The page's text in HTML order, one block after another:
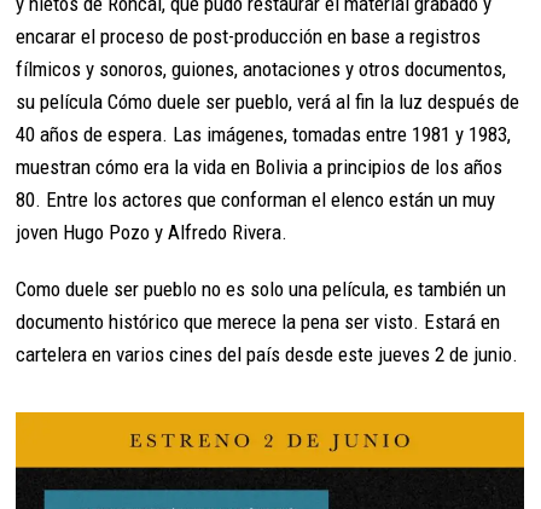
encarar el proceso de post-producción en base a registros
fílmicos y sonoros, guiones, anotaciones y otros documentos,
su película Cómo duele ser pueblo, verá al fin la luz después de
40 años de espera. Las imágenes, tomadas entre 1981 y 1983,
muestran cómo era la vida en Bolivia a principios de los años
80. Entre los actores que conforman el elenco están un muy
joven Hugo Pozo y Alfredo Rivera.
Como duele ser pueblo no es solo una película, es también un
documento histórico que merece la pena ser visto. Estará en
cartelera en varios cines del país desde este jueves 2 de junio.